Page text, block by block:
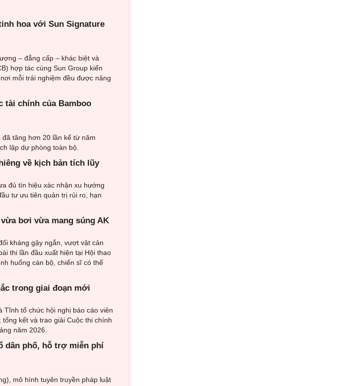
hoa với Sun Signature
– đẳng cấp – khác biệt và
hợp tác cùng Sun Group kiến
mỗi trải nghiệm đều được nâng
tài chính của Bamboo
đã tăng hơn 20 lần kể từ năm
lập dự phòng toàn bộ.
về kịch bản tích lũy
đủ tín hiệu xác nhận xu hướng
tư ưu tiên quản trị rủi ro, hạn
bơi vừa mang súng AK
kháng gậy ngắn, vượt vật cản
thi lần đầu xuất hiện tại Hội thao
huống cán bộ, chiến sĩ có thể
trong giai đoạn mới
Tĩnh tổ chức hội nghị báo cáo viên
kết và trao giải Cuộc thi chính
năm 2026.
dân phố, hỗ trợ miễn phí
mô hình tuyên truyền pháp luật